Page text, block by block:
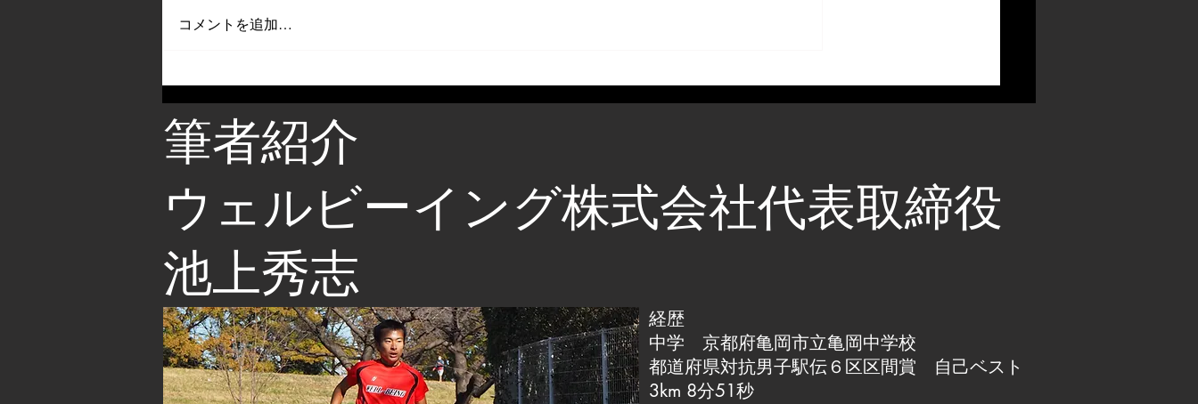
コメントを追加…
筆者紹介
​ウェルビーイング株式会社代表取締役
池上秀志
経歴
中学 京都府亀岡市立亀岡中学校
都道府県対抗男子駅伝６区区間賞 自己ベスト
3km 8分51秒